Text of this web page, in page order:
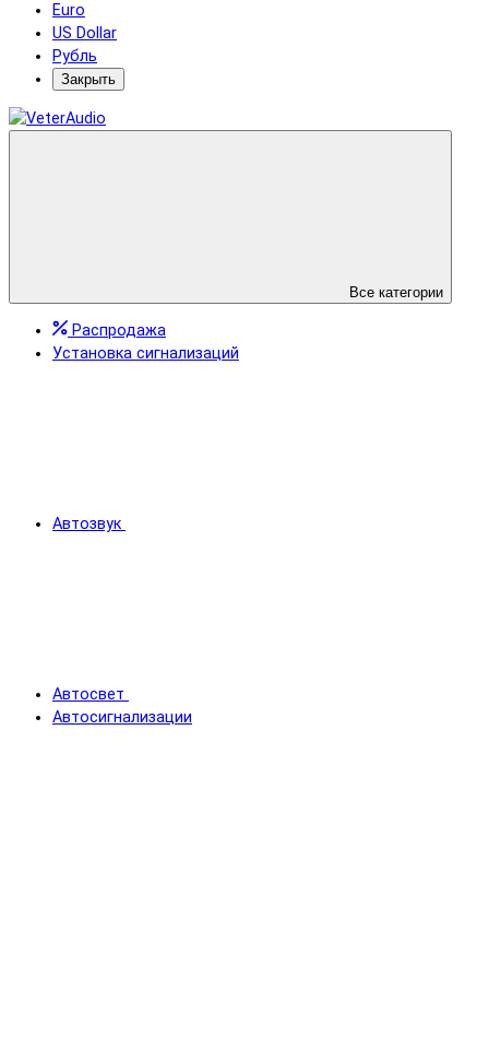
Euro
US Dollar
Рубль
Закрыть
Все категории
Распродажа
Установка сигнализаций
Автозвук
Автосвет
Автосигнализации